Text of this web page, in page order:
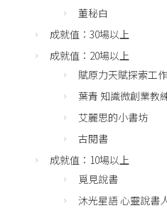
董秘白
成就值：30場以上
成就值：20場以上
賦原力天賦探索工
葉青 知識微創業教
艾麗思的小書坊
古閱書
成就值：10場以上
覓見說書
沐光星語 心靈說書